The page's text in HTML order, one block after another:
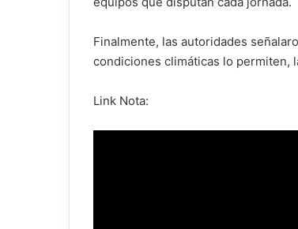
Finalmente, las autoridades
condiciones climáticas lo permiten,
Link Nota: